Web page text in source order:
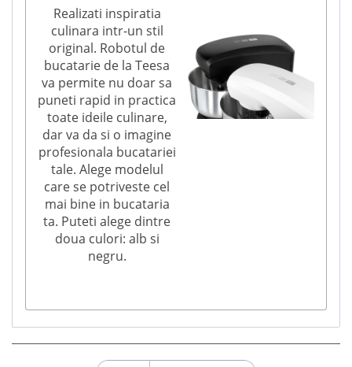
Realizati inspiratia
culinara intr-un stil
original. Robotul de
bucatarie de la Teesa
va permite nu doar sa
puneti rapid in practica
toate ideile culinare,
dar va da si o imagine
profesionala bucatariei
tale. Alege modelul
care se potriveste cel
mai bine in bucataria
ta. Puteti alege dintre
doua culori: alb si
negru.